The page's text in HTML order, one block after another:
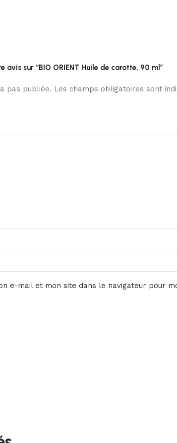
avis sur “BIO ORIENT Huile de carotte, 90 ml”
pas publiée. Les champs obligatoires sont
e-mail et mon site dans le navigateur pour